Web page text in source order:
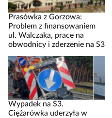
Prasówka z Gorzowa:
Problem z finansowaniem
ul. Walczaka, prace na
obwodnicy i zderzenie na S3
Wypadek na S3.
Ciężarówka uderzyła w